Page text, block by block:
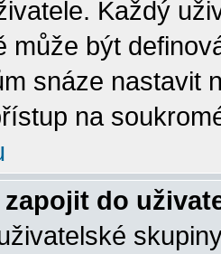
Každý
může být
snáze nastavit
na
do